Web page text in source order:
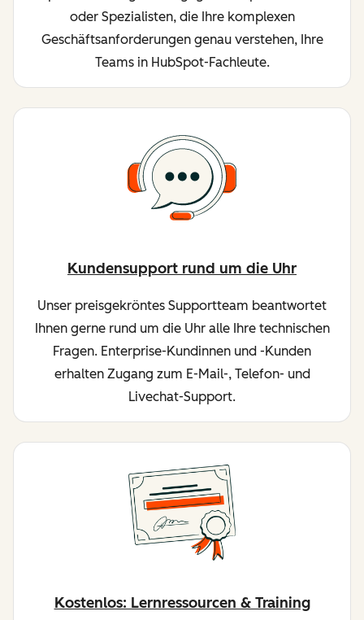
oder Spezialisten, die Ihre komplexen
Geschäftsanforderungen genau verstehen, Ihre
Teams in HubSpot-Fachleute.
Kundensupport rund um die Uhr
Unser preisgekröntes Supportteam beantwortet
Ihnen gerne rund um die Uhr alle Ihre technischen
Fragen. Enterprise-Kundinnen und -Kunden
erhalten Zugang zum E-Mail-, Telefon- und
Livechat-Support.
Kostenlos: Lernressourcen & Training